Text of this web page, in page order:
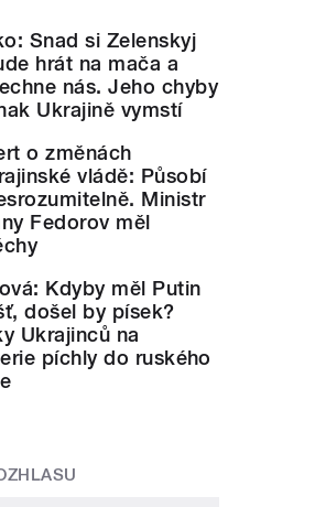
Snad si Zelenskyj
hrát na mača a
nás. Jeho chyby
Ukrajině vymstí
o změnách
vládě: Působí
Ministr
Fedorov měl
Kdyby měl Putin
došel by písek?
Ukrajinců na
píchly do ruského